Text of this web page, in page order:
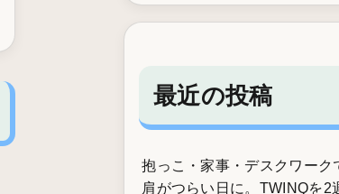
最近の投稿
抱っこ・家事・デスクワーク
肩がつらい日に。TWINQを2